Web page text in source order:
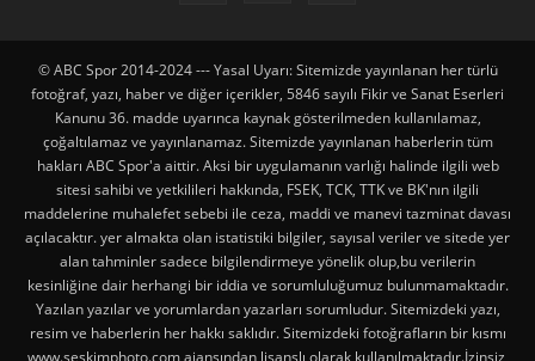
© ABC Spor 2014-2024 --- Yasal Uyarı: Sitemizde yayınlanan her türlü
fotoğraf, yazı, haber ve diğer içerikler, 5846 sayılı Fikir ve Sanat Eserleri
Kanunu 36. madde uyarınca kaynak gösterilmeden kullanılamaz,
çoğaltılamaz ve yayınlanamaz. Sitemizde yayınlanan haberlerin tüm
hakları ABC Spor'a aittir. Aksi bir uygulamanın varlığı halinde ilgili web
sitesi sahibi ve yetkilileri hakkında, FSEK, TCK, TTK ve BK'nın ilgili
maddelerine muhalefet sebebi ile ceza, maddi ve manevi tazminat davası
açılacaktır. yer almakta olan istatistiki bilgiler, sayısal veriler ve sitede yer
alan tahminler sadece bilgilendirmeye yönelik olup,bu verilerin
kesinliğine dair herhangi bir iddia ve sorumluluğumuz bulunmamaktadır.
Yazılan yazılar ve yorumlardan yazarları sorumludur. Sitemizdeki yazı,
resim ve haberlerin her hakkı saklıdır. Sitemizdeki fotoğrafların bir kısmı
www.seskimphoto.com ajansından lisanslı olarak kullanılmaktadır.İzinsiz,